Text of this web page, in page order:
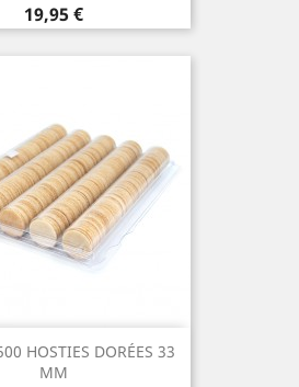
Prix
19,95 €
HOSTIES DORÉES 33
MM